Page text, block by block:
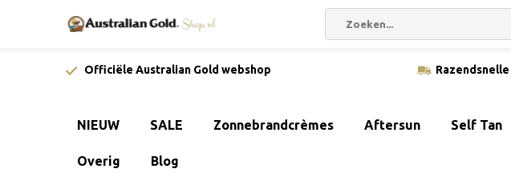
Officiële Australian Gold webshop
NIEUW SALE Zonnebrandcrèmes Aftersun Self Tan
Overig Blog